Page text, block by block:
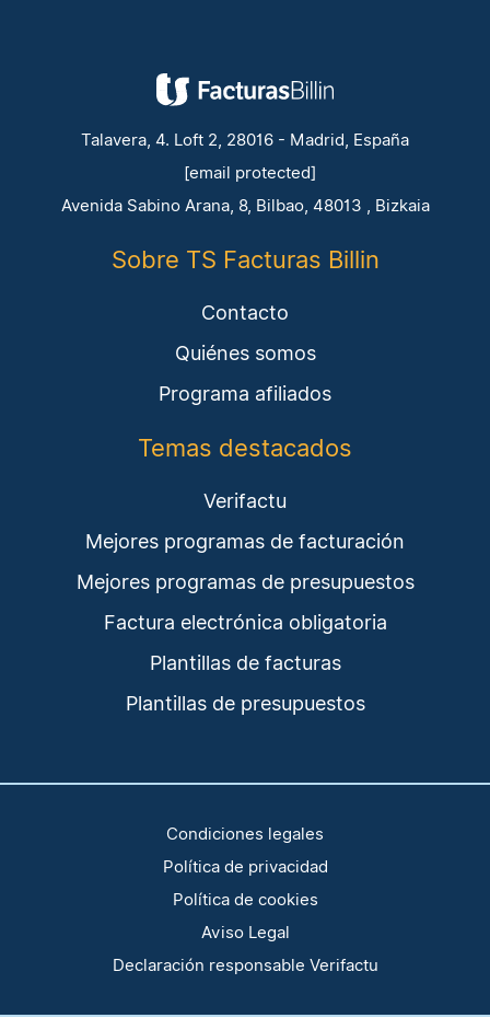
Talavera, 4. Loft 2, 28016 - Madrid, España
[email protected]
Avenida Sabino Arana, 8, Bilbao, 48013 , Bizkaia
Sobre TS Facturas Billin
Contacto
Quiénes somos
Programa afiliados
Temas destacados
Verifactu
Mejores programas de facturación
Mejores programas de presupuestos
Factura electrónica obligatoria
Plantillas de facturas
Plantillas de presupuestos
Condiciones legales
Política de privacidad
Política de cookies
Aviso Legal
Declaración responsable Verifactu